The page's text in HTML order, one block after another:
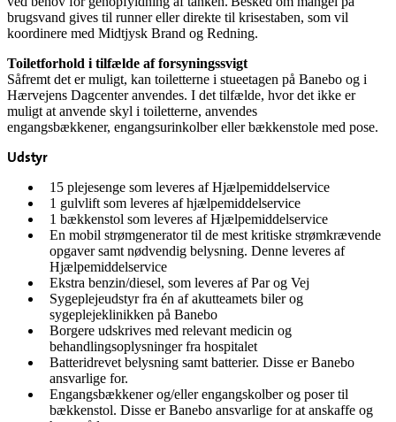
brugsvand gives til runnereller direkte til krisestaben, som vil
koordinere med Midtjysk Brand og Redning.
Toiletforhold i tilfælde af forsyningssvigt
Såfremt det er muligt, kan toiletterne i stueetagen på Banebo og i
Hærvejens Dagcenter anvendes. I det tilfælde, hvor det ikke er
muligt at anvende skyl i toiletterne, anvendes
engangsbækkener, engangsurinkolber eller bækkenstole med pose.
Udstyr
15 plejesenge som leveres af Hjælpemiddelservice
1 gulvlift som leveres af hjælpemiddelservice
1 bækkenstol som leveres af Hjælpemiddelservice
En mobil strømgenerator til de mest kritiske strømkrævende
opgaver samt nødvendig belysning. Denne leveres af
Hjælpemiddelservice
Ekstra benzin/diesel, som leveres af Par og Vej
Sygeplejeudstyr fra én af akutteamets biler og
sygeplejeklinikken på Banebo
Borgere udskrives med relevant medicin og
behandlingsoplysninger fra hospitalet
Batteridrevet belysning samt batterier. Disse er Banebo
ansvarlige for.
Engangsbækkener og/eller engangskolber og poser til
bækkenstol. Disse er Banebo ansvarlige for at anskaffe og